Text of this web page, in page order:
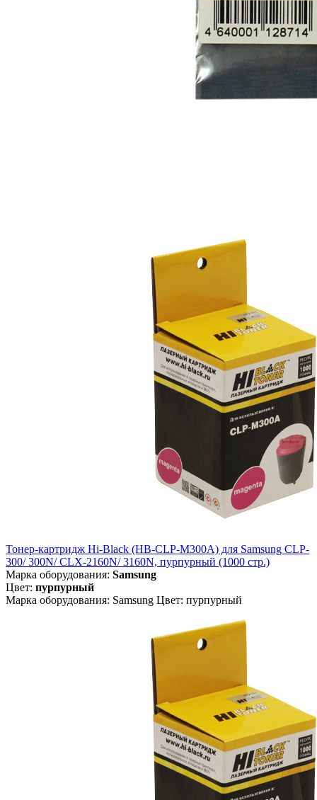
Тонер-картридж Hi-Black (HB-CLP-M300A) для Samsung CLP-
300/ 300N/ CLX-2160N/ 3160N, пурпурный (1000 стр.)
Марка оборудования: Samsung
Цвет: пурпурный
Марка оборудования: Samsung Цвет: пурпурный